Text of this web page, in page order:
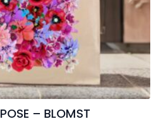
– BLOMST